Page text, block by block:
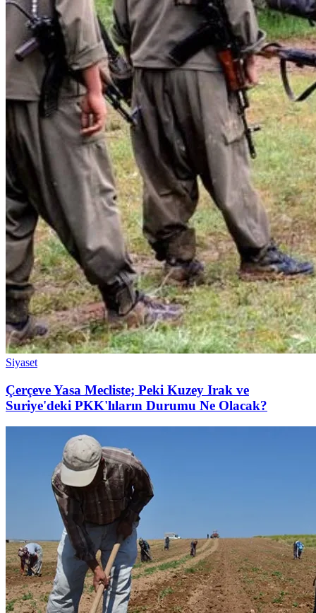
Siyaset
Çerçeve Yasa Mecliste; Peki Kuzey Irak ve
Suriye'deki PKK'lıların Durumu Ne Olacak?